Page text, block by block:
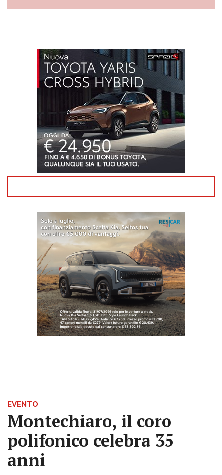
EVENTO
Montechiaro, il coro
polifonico celebra 35
anni